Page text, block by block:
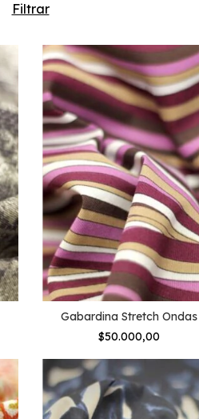
Filtrar
Gabardina Stretch Ondas
$50.000,00